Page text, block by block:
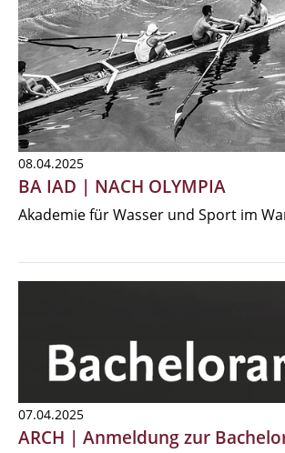
08.04.2025
BA IAD | NACH OLYMPIA
Akademie für Wasser und Sport im
07.04.2025
ARCH | Anmeldung zur